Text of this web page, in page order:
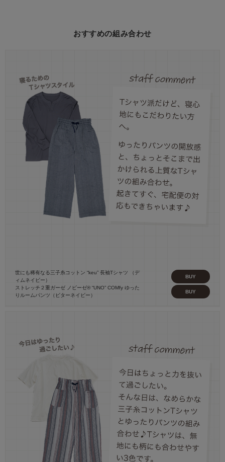
おすすめの組み合わせ
世にも稀有なる三子糸コットン “keu” 長袖Tシャツ （デ
ィムネイビー）
BUY
ストレッチ２重ガーゼ ノビーゼ® “UNO” COMfy ゆった
りルームパンツ（ビターネイビー）
BUY